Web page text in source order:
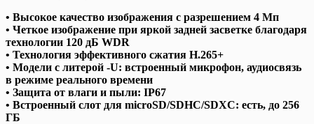
• Высокое качество изображения с разрешением 4 Мп
• Четкое изображение при яркой задней засветке благодаря
технологии 120 дБ WDR
• Технология эффективного сжатия H.265+
• Модели с литерой -U: встроенный микрофон, аудиосвязь
в режиме реального времени
• Защита от влаги и пыли: IP67
• Встроенный слот для microSD/SDHC/SDXC: есть, до 256
ГБ